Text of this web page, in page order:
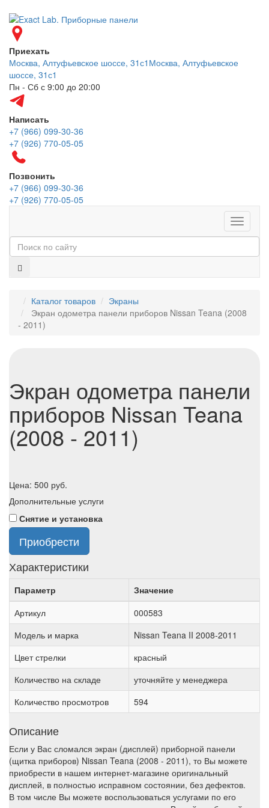
Приехать
Москва, Алтуфьевское шоссе, 31с1 Москва, Алтуфьевское
шоссе, 31с1
Пн - Сб с 9:00 до 20:00
Написать
+7 (966) 099-30-36
+7 (926) 770-05-05
Позвонить
+7 (966) 099-30-36
+7 (926) 770-05-05
Меню
Каталог товаров
Экраны
Экран одометра панели приборов Nissan Teana (2008
- 2011)
Экран одометра панели
приборов Nissan Teana
(2008 - 2011)
Цена: 500 руб.
Дополнительные услуги
Снятие и установка
Приобрести
Характеристики
Параметр
Значение
Артикул
000583
Модель и марка
Nissan Teana II 2008-2011
Цвет стрелки
красный
Количество на складе
уточняйте у менеджера
Количество просмотров
594
Описание
Если у Вас сломался экран (дисплей) приборной панели
(щитка приборов) Nissan Teana (2008 - 2011), то Вы можете
приобрести в нашем интернет-магазине оригинальный
дисплей, в полностью исправном состоянии, без дефектов.
В том числе Вы можете воспользоваться услугами по его